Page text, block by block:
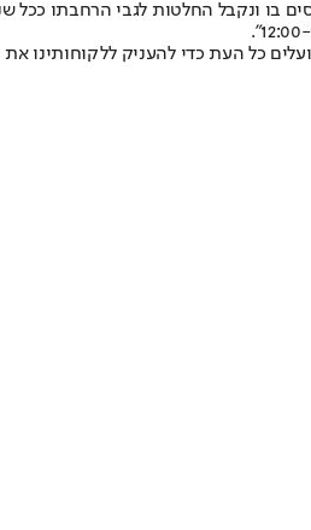
בו ונקבל החלטות לגבי הרחבתו ככל
כל העת כדי להעניק ללקוחותינו